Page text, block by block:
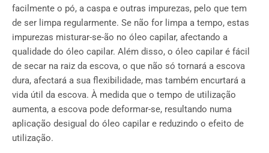
facilmente o pó, a caspa e outras impurezas, pelo que tem
de ser limpa regularmente. Se não for limpa a tempo, estas
impurezas misturar-se-ão no óleo capilar, afectando a
qualidade do óleo capilar. Além disso, o óleo capilar é fácil
de secar na raiz da escova, o que não só tornará a escova
dura, afectará a sua flexibilidade, mas também encurtará a
vida útil da escova. À medida que o tempo de utilização
aumenta, a escova pode deformar-se, resultando numa
aplicação desigual do óleo capilar e reduzindo o efeito de
utilização.